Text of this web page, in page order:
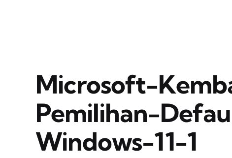
Microsoft-
Pemilihan-
Windows-11-1